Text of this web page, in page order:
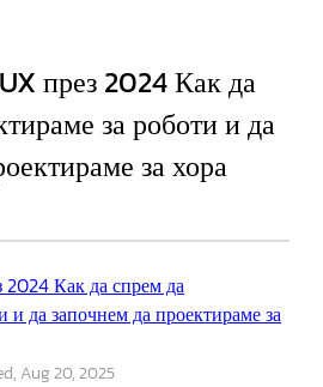
през 2024 Как да
за роботи и да
за хора
Как да спрем да
и да започнем да проектираме за
Aug 20, 2025